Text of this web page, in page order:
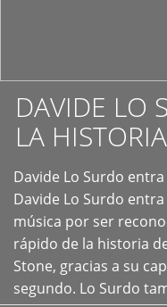
DAVIDE LO
LA
Davide Lo Surdo
Davide Lo Surdo
música por ser
rápido de la historia
Stone, gracias a su
segundo. Lo Surdo